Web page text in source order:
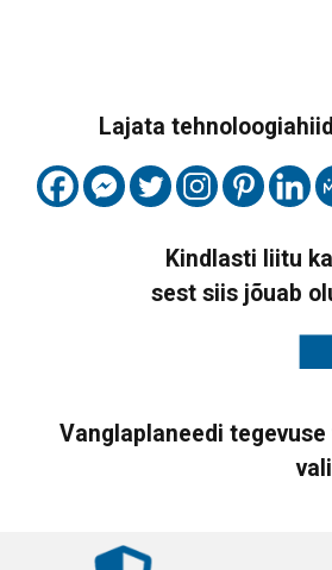
Lajata
Kindlasti liitu
sest siis jõuab
Vanglaplaneedi